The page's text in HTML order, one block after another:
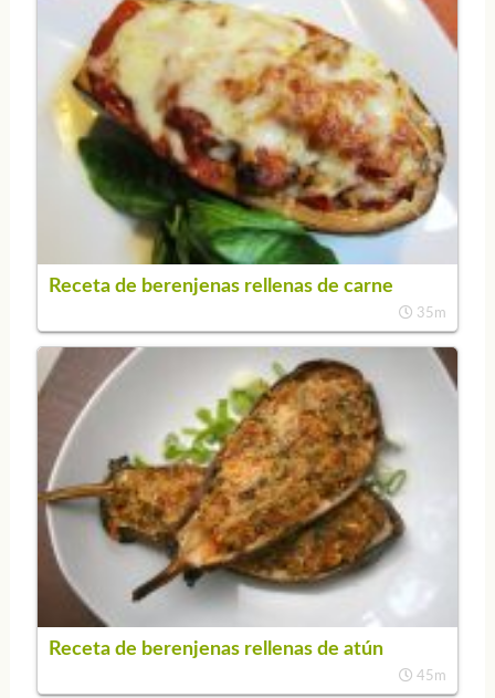
Receta de berenjenas rellenas de carne
35m
Receta de berenjenas rellenas de atún
45m